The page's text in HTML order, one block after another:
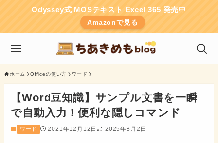
Odyssey式 MOSテキスト Excel 365 発売中
Amazonで見る
ホーム Officeの使い方 ワード
【Word豆知識】サンプル文書を一瞬
で自動入力！便利な隠しコマンド
ワード 2021年12月12日 2025年8月2日